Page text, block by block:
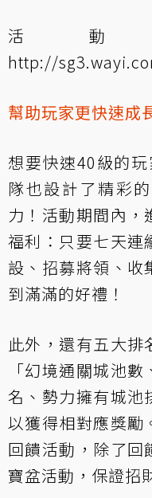
活動
http://
幫助玩家更快速成
想要快速40級的
隊也設計了精彩
力！活動期間內
福利：只要七天連
設、招募將領、收
到滿滿的好禮！
此外，還有五大
「幻境通關城池
名、勢力擁有城池
以獲得相對應獎勵
回饋活動，除了回
寶盆活動，保證招